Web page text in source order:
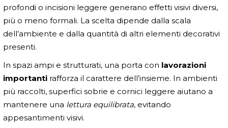
profondi o incisioni leggere generano effetti visivi diversi,
più o meno formali. La scelta dipende dalla scala
dell’ambiente e dalla quantità di altri elementi decorativi
presenti.
In spazi ampi e strutturati, una porta con lavorazioni
importanti rafforza il carattere dell’insieme. In ambienti
più raccolti, superfici sobrie e cornici leggere aiutano a
mantenere una lettura equilibrata, evitando
appesantimenti visivi.